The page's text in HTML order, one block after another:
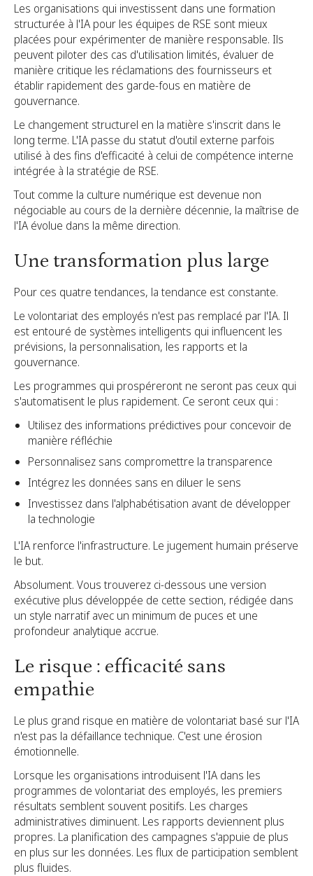
Les organisations qui investissent dans une formation
structurée à l'IA pour les équipes de RSE sont mieux
placées pour expérimenter de manière responsable. Ils
peuvent piloter des cas d'utilisation limités, évaluer de
manière critique les réclamations des fournisseurs et
établir rapidement des garde-fous en matière de
gouvernance.
Le changement structurel en la matière s'inscrit dans le
long terme. L'IA passe du statut d'outil externe parfois
utilisé à des fins d'efficacité à celui de compétence interne
intégrée à la stratégie de RSE.
Tout comme la culture numérique est devenue non
négociable au cours de la dernière décennie, la maîtrise de
l'IA évolue dans la même direction.
Une transformation plus large
Pour ces quatre tendances, la tendance est constante.
Le volontariat des employés n'est pas remplacé par l'IA. Il
est entouré de systèmes intelligents qui influencent les
prévisions, la personnalisation, les rapports et la
gouvernance.
Les programmes qui prospéreront ne seront pas ceux qui
s'automatisent le plus rapidement. Ce seront ceux qui :
Utilisez des informations prédictives pour concevoir de
manière réfléchie
Personnalisez sans compromettre la transparence
Intégrez les données sans en diluer le sens
Investissez dans l'alphabétisation avant de développer
la technologie
L'IA renforce l'infrastructure. Le jugement humain préserve
le but.
Absolument. Vous trouverez ci-dessous une version
exécutive plus développée de cette section, rédigée dans
un style narratif avec un minimum de puces et une
profondeur analytique accrue.
Le risque : efficacité sans
empathie
Le plus grand risque en matière de volontariat basé sur l'IA
n'est pas la défaillance technique. C'est une érosion
émotionnelle.
Lorsque les organisations introduisent l'IA dans les
programmes de volontariat des employés, les premiers
résultats semblent souvent positifs. Les charges
administratives diminuent. Les rapports deviennent plus
propres. La planification des campagnes s'appuie de plus
en plus sur les données. Les flux de participation semblent
plus fluides.